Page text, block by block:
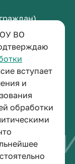
ВО
вступает
и
обработки
зд. 1,
до 13.00)